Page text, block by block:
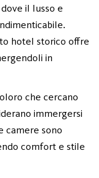
il lusso e
hotel storico offre
in
che cercano
immergersi
camere sono
comfort e stile